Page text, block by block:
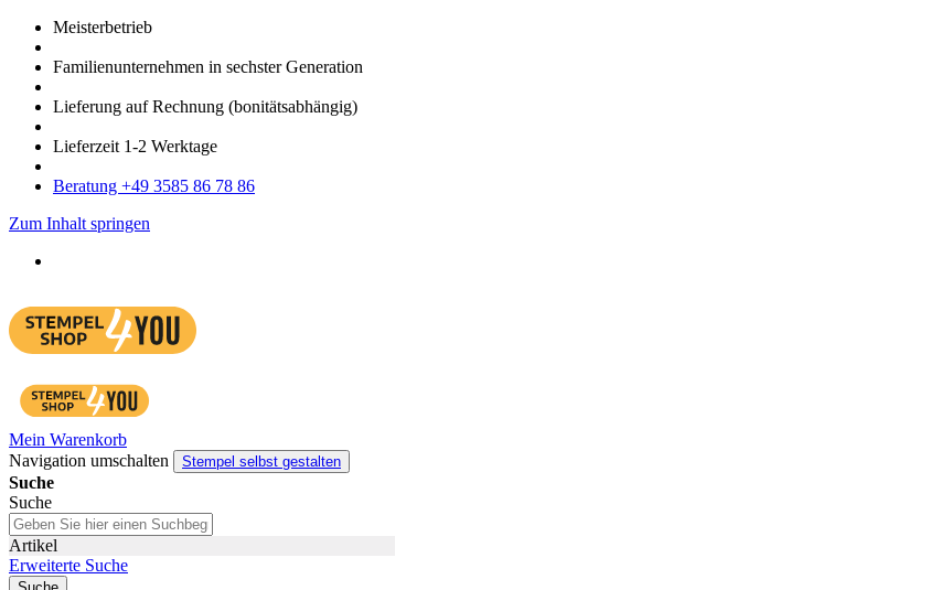
Meister­betrieb
Familien­unter­nehmen in sechster Gene­ration
Lieferung auf Rech­nung (bonitätsabhängig)
Liefer­zeit 1-2 Werk­tage
Bera­tung +49 3585 86 78 86
Zum Inhalt springen
Mein Warenkorb
Navigation umschalten
Stempel selbst gestalten
Suche
Suche
Artikel
Erweiterte Suche